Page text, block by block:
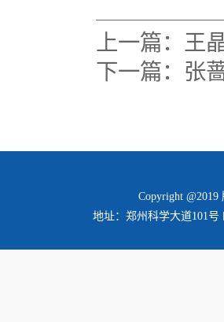
上一篇： 王
下一篇： 张
Copyright
地址：郑州科学大道101号